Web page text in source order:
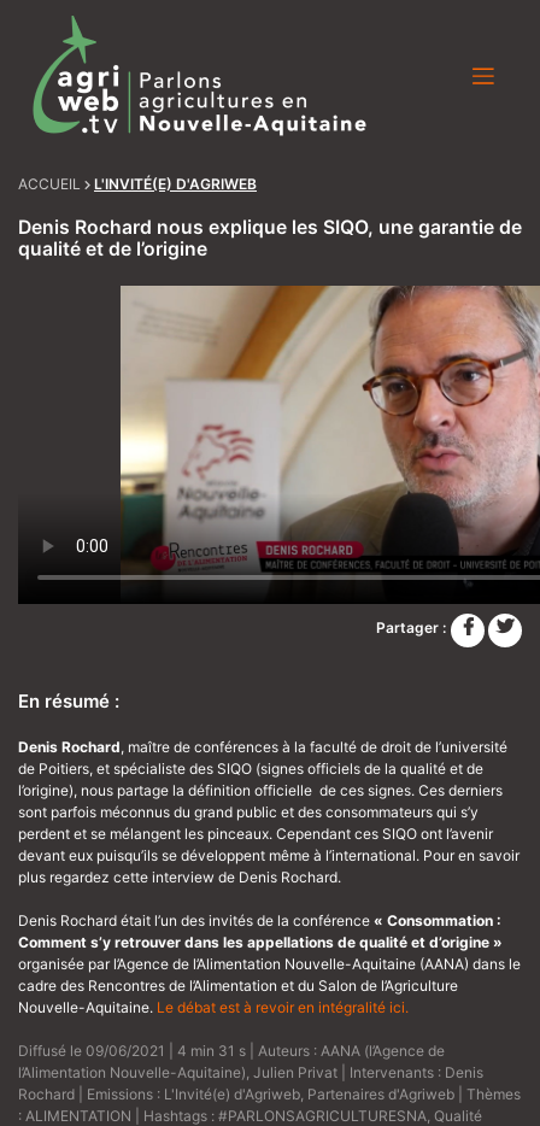
ACCUEIL L'INVITÉ(E) D'AGRIWEB
Denis Rochard nous explique les SIQO, une garantie de
qualité et de l’origine
Partager :
En résumé :
Denis Rochard, maître de conférences à la faculté de droit de l’université
de Poitiers, et spécialiste des SIQO (signes officiels de la qualité et de
l’origine), nous partage la définition officielle de ces signes. Ces derniers
sont parfois méconnus du grand public et des consommateurs qui s’y
perdent et se mélangent les pinceaux. Cependant ces SIQO ont l’avenir
devant eux puisqu’ils se développent même à l’international. Pour en savoir
plus regardez cette interview de Denis Rochard.
Denis Rochard était l’un des invités de la conférence « Consommation :
Comment s’y retrouver dans les appellations de qualité et d’origine »
organisée par l’Agence de l’Alimentation Nouvelle-Aquitaine (AANA) dans le
cadre des Rencontres de l’Alimentation et du Salon de l’Agriculture
Nouvelle-Aquitaine. Le débat est à revoir en intégralité ici.
Diffusé le 09/06/2021 | 4 min 31 s | Auteurs : AANA (l’Agence de
l’Alimentation Nouvelle-Aquitaine) Julien Privat | Intervenants : Denis
Rochard | Emissions : L'Invité(e) d'Agriweb Partenaires d'Agriweb | Thèmes
: ALIMENTATION | Hashtags : #PARLONSAGRICULTURESNA Qualité